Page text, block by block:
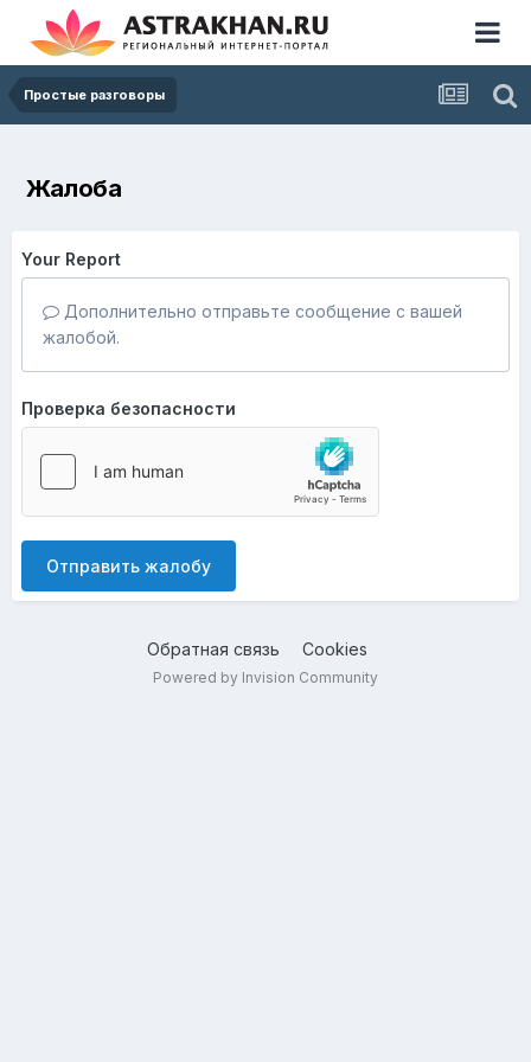
Простые разговоры
Жалоба
Your Report
Дополнительно отправьте сообщение с вашей
жалобой.
Проверка безопасности
Отправить жалобу
Обратная связь Cookies
Powered by Invision Community